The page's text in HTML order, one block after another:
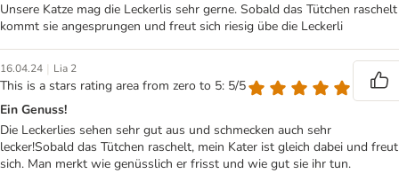
Unsere Katze mag die Leckerlis sehr gerne. Sobald das Tütchen raschelt
kommt sie angesprungen und freut sich riesig übe die Leckerli
16.04.24 | Lia 2
This is a stars rating area from zero to 5: 5/5
Ein Genuss!
Die Leckerlies sehen sehr gut aus und schmecken auch sehr
lecker!Sobald das Tütchen raschelt, mein Kater ist gleich dabei und freut
sich. Man merkt wie genüsslich er frisst und wie gut sie ihr tun.